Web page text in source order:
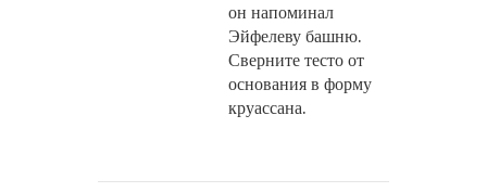
он напоминал
Эйфелеву башню.
Сверните тесто от
основания в форму
круассана.